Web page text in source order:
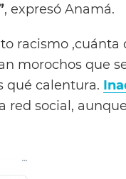
, expresó Anamá.
racismo ,cuánta
morochos que
qué calentura.
red social,